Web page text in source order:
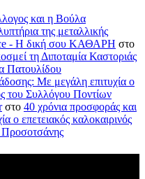
και η Βούλα
της μεταλλικής
- H δική σου ΚΑΘΑΡΗ στο
τη Διποταμία Καστοριάς
Πατουλίδου
Με μεγάλη επιτυχία ο
του Συλλόγου Ποντίων
στο 40 χρόνια προσφοράς και
ο επετειακός καλοκαιρινός